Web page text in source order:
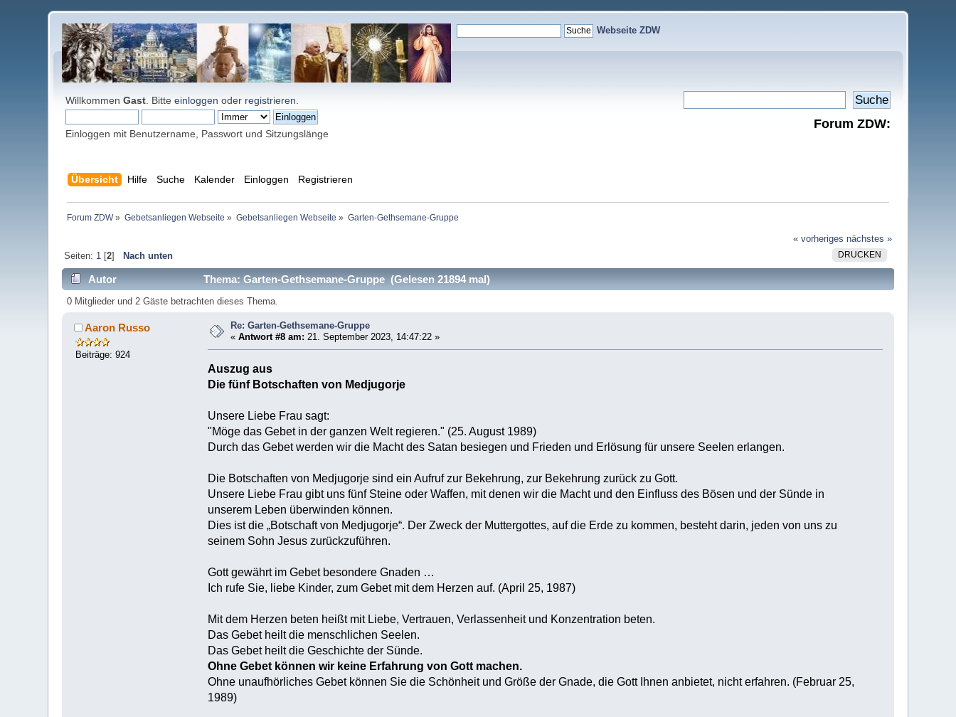
Webseite ZDW
WillkommenGast . Bitteeinloggen oder registrieren
Einloggen mit Benutzername, Passwort und Sitzungslänge
Forum ZDW:
Übersicht Hilfe Suche Kalender Einloggen Registrieren
Forum ZDW» Gebetsanliegen Webseite » Gebetsanliegen Webseite » Garten-Gethsemane-Gruppe
« vorheriges nächstes »
DRUCKEN
Seiten: 1[2] Nach unten
Autor Thema: Garten-Gethsemane-Gruppe (Gelesen 21894 mal)
0 Mitglieder und 2 Gäste betrachten dieses Thema.
Aaron Russo
Beiträge: 924
Re: Garten-Gethsemane-Gruppe
«Antwort #8 am: 21. September 2023, 14:47:22 »
Auszug aus
Die fünf Botschaften von Medjugorje
Unsere Liebe Frau sagt:
"Möge das Gebet in der ganzen Welt regieren." (25. August 1989)
Durch das Gebet werden wir die Macht des Satan besiegen und Frieden und Erlösung für unsere Seelen erlangen.
Die Botschaften von Medjugorje sind ein Aufruf zur Bekehrung, zur Bekehrung zurück zu Gott.
Unsere Liebe Frau gibt uns fünf Steine oder Waffen, mit denen wir die Macht und den Einfluss des Bösen und der Sünde in
unserem Leben überwinden können.
Dies ist die „Botschaft von Medjugorje“. Der Zweck der Muttergottes, auf die Erde zu kommen, besteht darin, jeden von uns zu
seinem Sohn Jesus zurückzuführen.
Gott gewährt im Gebet besondere Gnaden …
Ich rufe Sie, liebe Kinder, zum Gebet mit dem Herzen auf. (April 25, 1987)
Mit dem Herzen beten heißt mit Liebe, Vertrauen, Verlassenheit und Konzentration beten.
Das Gebet heilt die menschlichen Seelen.
Das Gebet heilt die Geschichte der Sünde.
Ohne Gebet können wir keine Erfahrung von Gott machen.
Ohne unaufhörliches Gebet können Sie die Schönheit und Größe der Gnade, die Gott Ihnen anbietet, nicht erfahren. (Februar 25,
1989)